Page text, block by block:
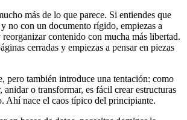
más de lo que parece. Si entiendes que
no con un documento rígido, empiezas a
contenido con mucha más libertad.
cerradas y empiezas a pensar en piezas
pero también introduce una tentación: como
anidar o transformar, es fácil crear estructuras
Ahí nace el caos típico del principiante.